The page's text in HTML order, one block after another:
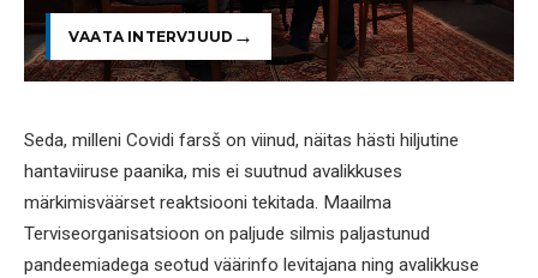
VAATA INTERVJUUD
Seda, milleni Covidi farsš on viinud, näitas hästi hiljutine
hantaviiruse paanika, mis ei suutnud avalikkuses
märkimisväärset reaktsiooni tekitada. Maailma
Terviseorganisatsioon on paljude silmis paljastunud
pandeemiadega seotud väärinfo levitajana ning avalikkuse